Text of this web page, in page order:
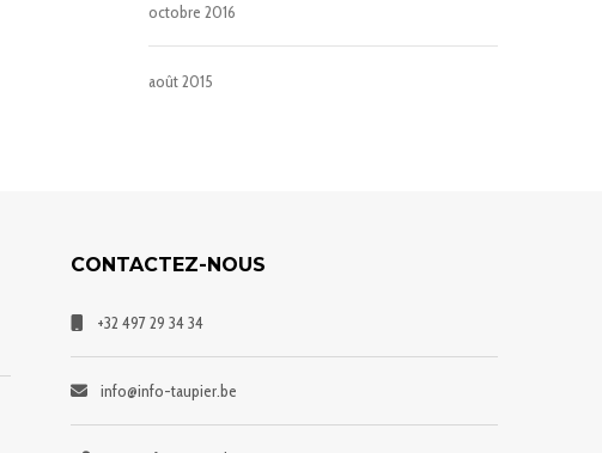
octobre 2016
août 2015
CONTACTEZ-NOUS
+32 497 29 34 34
info@info-taupier.be